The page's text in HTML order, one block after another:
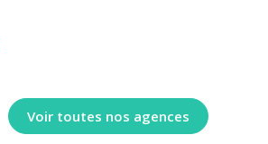
Voir toutes nos agences